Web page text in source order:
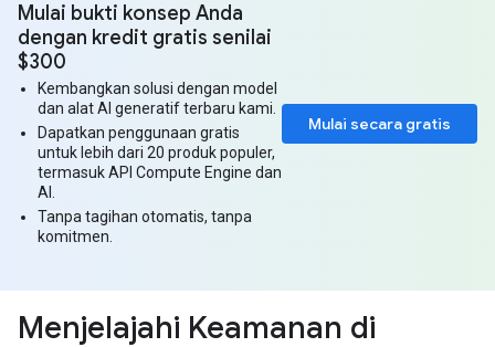
Mulai secara gratis
Mulai bukti konsep Anda
dengan kredit gratis senilai
$300
Kembangkan solusi dengan model
dan alat AI generatif terbaru kami.
Dapatkan penggunaan gratis
untuk lebih dari 20 produk populer,
termasuk API Compute Engine dan
AI.
Tanpa tagihan otomatis, tanpa
komitmen.
Menjelajahi Keamanan di